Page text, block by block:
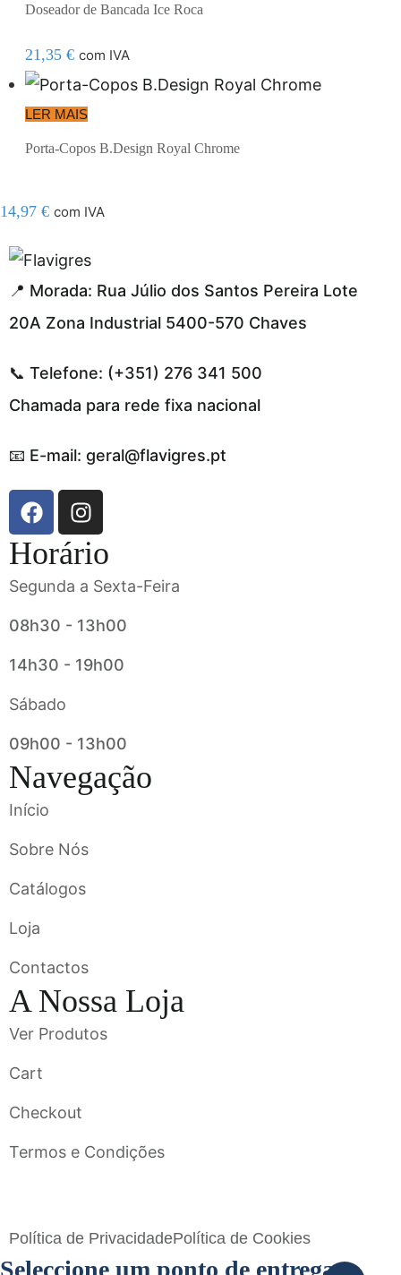
Doseador de Bancada Ice Roca
21,35 € com IVA
LER MAIS
Porta-Copos B.Design Royal Chrome
14,97 € com IVA
resmi adresi
📍 Morada: Rua Júlio dos Santos Pereira Lote
20A Zona Industrial 5400-570 Chaves
📞 Telefone: (+351) 276 341 500
Chamada para rede fixa nacional
📧 E-mail: geral@flavigres.pt
Horário
Segunda a Sexta-Feira
08h30 - 13h00
14h30 - 19h00
Sábado
09h00 - 13h00
Navegação
Início
Sobre Nós
Catálogos
Loja
Contactos
A Nossa Loja
Ver Produtos
Cart
Checkout
Termos e Condições
Política de PrivacidadePolítica de Cookies
Seleccione um ponto de entrega